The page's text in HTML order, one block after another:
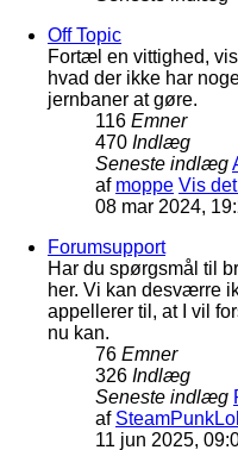
Off Topic
Fortæl en vittighed,
hvad der ikke har
jernbaner at gøre.
116 Emner
470 Indlæg
Seneste indlæg
af moppe Vis
08 mar 2024,
Forumsupport
Har du spørgsmål til
her. Vi kan desværre
appellerer til, at I vil
nu kan.
76 Emner
326 Indlæg
Seneste indlæg
af
11 jun 2025,